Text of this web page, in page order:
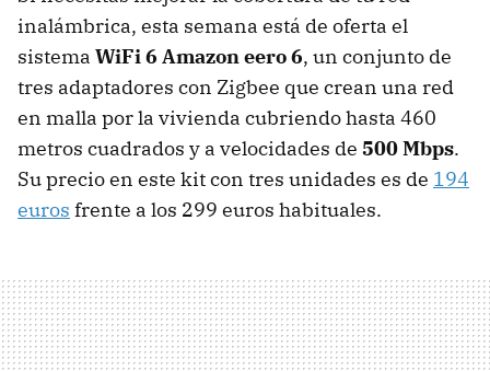
inalámbrica, esta semana está de oferta el
sistema WiFi 6 Amazon eero 6, un conjunto de
tres adaptadores con Zigbee que crean una red
en malla por la vivienda cubriendo hasta 460
metros cuadrados y a velocidades de 500 Mbps.
Su precio en este kit con tres unidades es de 194
euros frente a los 299 euros habituales.